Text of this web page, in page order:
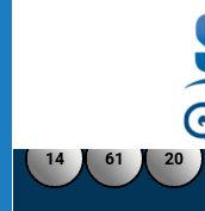
14 61 20